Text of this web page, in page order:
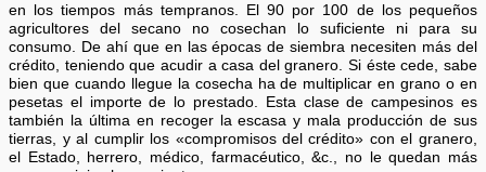
en los tiempos más tempranos. El 90 por 100 de los pequeños
agricultores del secano no cosechan lo suficiente ni para su
consumo. De ahí que en las épocas de siembra necesiten más del
crédito, teniendo que acudir a casa del granero. Si éste cede, sabe
bien que cuando llegue la cosecha ha de multiplicar en grano o en
pesetas el importe de lo prestado. Esta clase de campesinos es
también la última en recoger la escasa y mala producción de sus
tierras, y al cumplir los «compromisos del crédito» con el granero,
el Estado, herrero, médico, farmacéutico, &c., no le quedan más